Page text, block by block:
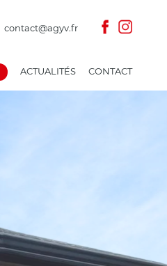
contact@agyv.fr
ACTUALITÉS CONTACT